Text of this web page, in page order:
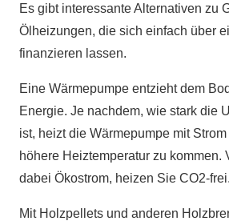
Es gibt interessante Alternativen zu
Ölheizungen, die sich einfach über
finanzieren lassen.
Eine Wärmepumpe entzieht dem
Energie. Je nachdem, wie stark die
ist, heizt die Wärmepumpe mit
höhere Heiztemperatur zu kommen.
dabei Ökostrom, heizen Sie CO2-frei.
Mit Holzpellets und anderen